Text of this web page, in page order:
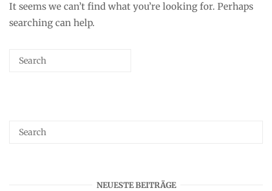
It seems we can’t find what you’re looking for. Perhaps
searching can help.
NEUESTE BEITRÄGE